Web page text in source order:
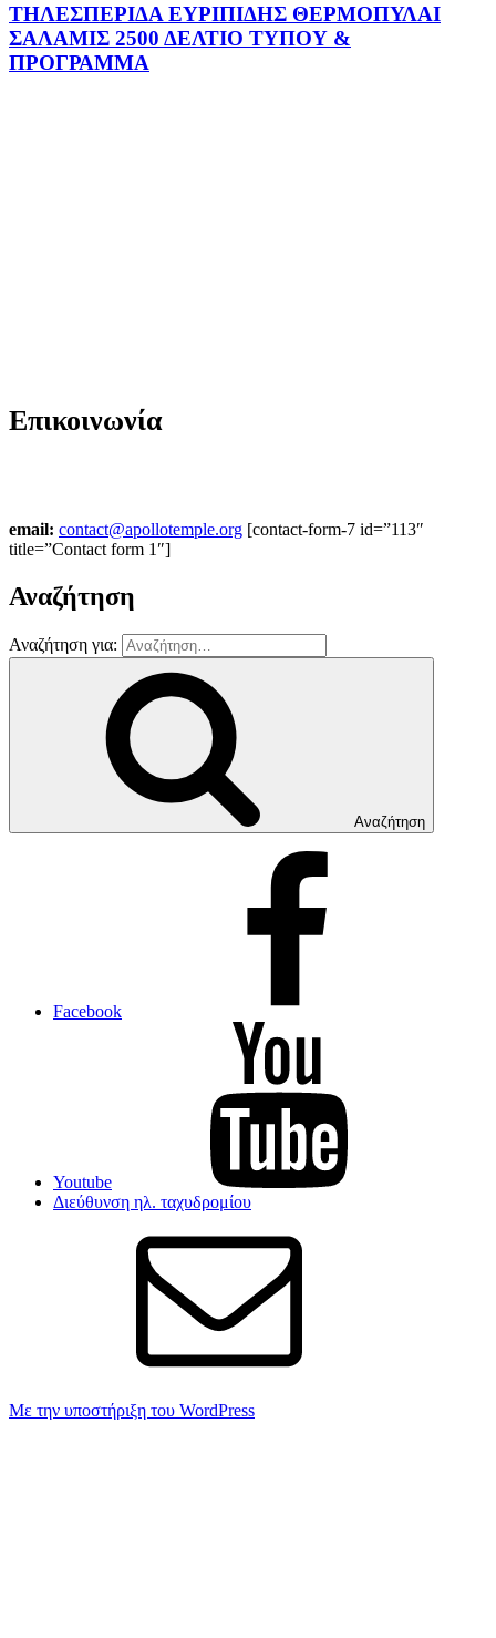
ΤΗΛΕΣΠΕΡΙΔΑ ΕΥΡΙΠΙΔΗΣ ΘΕΡΜΟΠΥΛΑΙ
ΣΑΛΑΜΙΣ 2500 ΔΕΛΤΙΟ ΤΥΠΟΥ &
ΠΡΟΓΡΑΜΜΑ
Επικοινωνία
email: contact@apollotemple.org [contact-form-7 id=”113″
title=”Contact form 1″]
Αναζήτηση
Αναζήτηση για:
Αναζήτηση
Facebook
Youtube
Διεύθυνση ηλ. ταχυδρομίου
Με την υποστήριξη του WordPress